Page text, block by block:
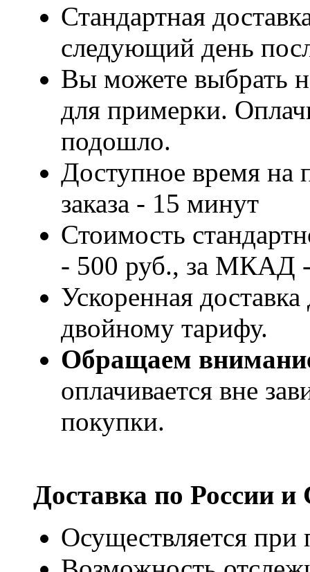
Стандартная
следующий день
Вы можете выбрать
для примерки.
подошло.
Доступное время на
заказа - 15 минут
Стоимость
- 500 руб., за МКАД
Ускоренная
двойному тарифу.
Обращаем
оплачивается вне
покупки.
Доставка по России
Осуществляется при